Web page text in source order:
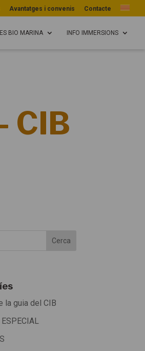
Avantatges i convenis Contacte
BIO MARINA INFO IMMERSIONS
CIB
la guia del CIB